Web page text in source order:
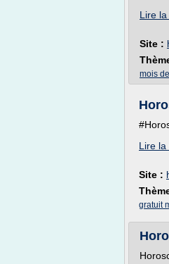
Lire
Site :
mois
Lire la
Site :
gratuit